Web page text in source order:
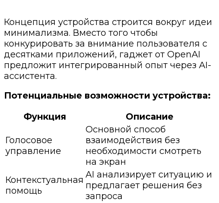
Концепция устройства строится вокруг идеи
минимализма. Вместо того чтобы
конкурировать за внимание пользователя с
десятками приложений, гаджет от OpenAI
предложит интегрированный опыт через AI-
ассистента.
Потенциальные возможности устройства:
Функция
Описание
Голосовое
управление
Основной способ
взаимодействия без
необходимости смотреть
на экран
Контекстуальная
помощь
AI анализирует ситуацию и
предлагает решения без
запроса